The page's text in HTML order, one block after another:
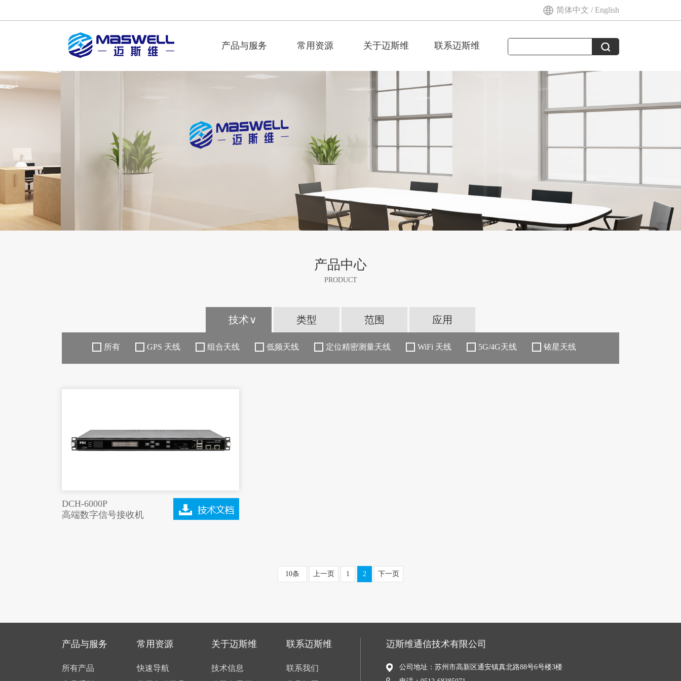
简体中文 /English
产品与服务 常用资源 关于迈斯维 联系迈斯维
产品中心
PRODUCT
技术 类型 范围 应用
所有 GPS 天线 组合天线 低频天线 定位精密测量天线 WiFi 天线 5G/4G天线 铱星天线
DCH-6000P
高端数字信号接收机
10条 上一页 1 2 下一页
产品与服务
所有产品
常用资源
快速导航
关于迈斯维
技术信息
联系迈斯维
联系我们
迈斯维通信技术有限公司
公司地址：苏州市高新区通安镇真北路88号6号楼3楼